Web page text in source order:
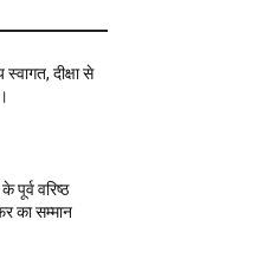
दीक्षा से
पूर्व वरिष्ठ
का सम्मान